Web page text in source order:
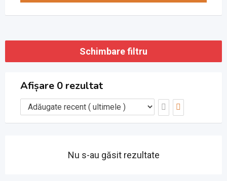
Schimbare filtru
Afișare 0 rezultat
Nu s-au găsit rezultate